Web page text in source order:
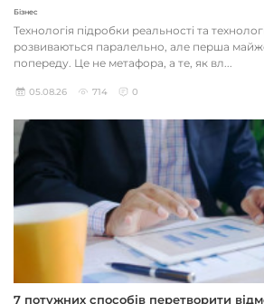
Бізнес
Технологія підробки реальності та
розвиваються паралельно, але перша
попереду. Це не метафора, а те, як вл...
05.08.26 714 0
7 потужних способів перетворити